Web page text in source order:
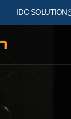
IDC SOLUTION